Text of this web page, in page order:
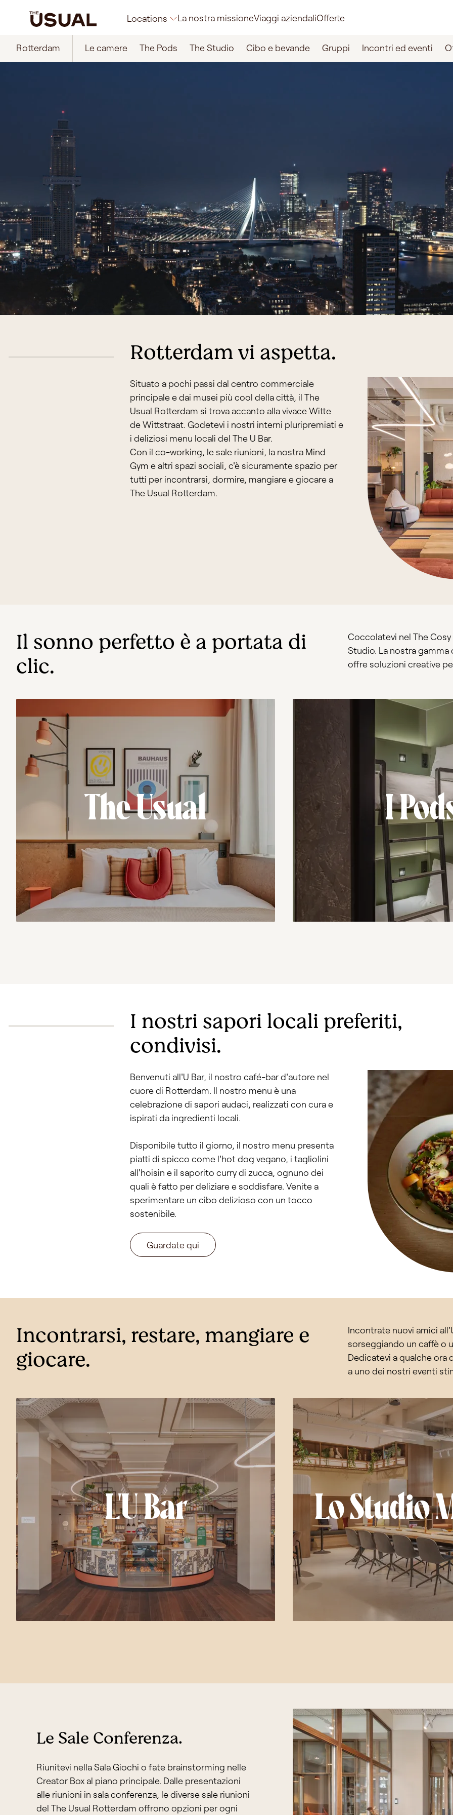
Locations
Firenze
La nostra missioneViaggi aziendaliOfferte
Rotterdam Le camere The Pods The Studio Cibo e bevande Gruppi Incontri ed eventi
Rotterdam vi aspetta.
Situato a pochi passi dal centro commerciale
principale e dai musei più cool della città, il The
Usual Rotterdam si trova accanto alla vivace Witte
de Wittstraat. Godetevi i nostri interni pluripremiati e
i deliziosi menu locali del The U Bar.
Con il co-working, le sale riunioni, la nostra Mind
Gym e altri spazi sociali, c'è sicuramente spazio per
tutti per incontrarsi, dormire, mangiare e giocare a
The Usual Rotterdam.
Il sonno perfetto è a portata di
clic.
Coccolatevi nel The
Studio. La nostra
offre soluzioni creative
The Usual I
I nostri sapori locali preferiti,
condivisi.
Benvenuti all'U Bar, il nostro café-bar d'autore nel
cuore di Rotterdam. Il nostro menu è una
celebrazione di sapori audaci, realizzati con cura e
ispirati da ingredienti locali.
Disponibile tutto il giorno, il nostro menu presenta
piatti di spicco come l'hot dog vegano, i tagliolini
all'hoisin e il saporito curry di zucca, ognuno dei
quali è fatto per deliziare e soddisfare. Venite a
sperimentare un cibo delizioso con un tocco
sostenibile.
Guardate qui
Incontrarsi, restare, mangiare e
giocare.
Incontrate nuovi amici
sorseggiando un caffè o
Dedicatevi a qualche ora
a uno dei nostri eventi
L'U Bar Lo Studio
Le Sale Conferenza.
Riunitevi nella Sala Giochi o fate brainstorming nelle
Creator Box al piano principale. Dalle presentazioni
alle riunioni in sala conferenza, le diverse sale riunioni
del The Usual Rotterdam offrono opzioni per ogni